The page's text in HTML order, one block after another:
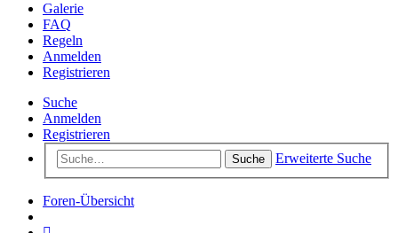
Galerie
FAQ
Regeln
Anmelden
Registrieren
Suche
Anmelden
Registrieren
Suche Erweiterte Suche
Foren-Übersicht